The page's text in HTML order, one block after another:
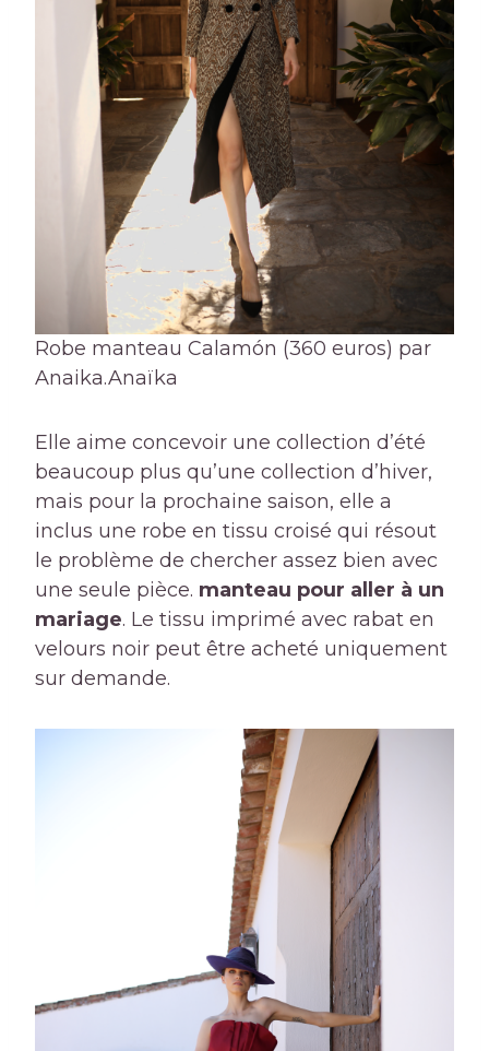
Robe manteau Calamón (360 euros) par
Anaika.Anaïka
Elle aime concevoir une collection d’été
beaucoup plus qu’une collection d’hiver,
mais pour la prochaine saison, elle a
inclus une robe en tissu croisé qui résout
le problème de chercher assez bien avec
une seule pièce. manteau pour aller à un
mariage. Le tissu imprimé avec rabat en
velours noir peut être acheté uniquement
sur demande.